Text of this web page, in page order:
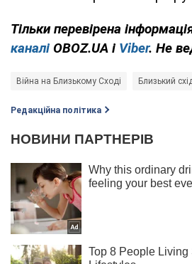
Тільки перевірена
каналі OBOZ.UA і Viber. Не
Війна на Близькому Сході Близький
Редакційна політика